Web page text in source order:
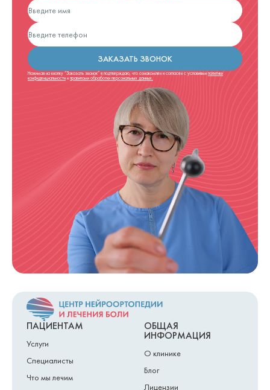
ЗАКАЗАТЬ ЗВОНОК
Нажимая на кнопку “Заказать звонок” я подтверждаю, что ознакомлен и согласен с условиями политики
конфиденциальности и правилами обработки персональных данных.
ПАЦИЕНТАМ
Услуги
Специалисты
Что мы лечим
ОБЩАЯ
ИНФОРМАЦИЯ
О клинике
Блог
Лицензии